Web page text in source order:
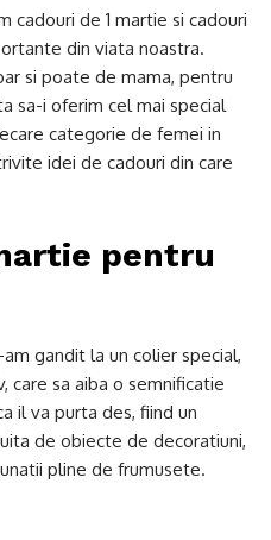
cadouri de 1 martie si cadouri
din viata noastra.
si poate de mama, pentru
sa-i oferim cel mai special
categorie de femei in
idei de cadouri din care
pentru
gandit la un colier special,
care sa aiba o semnificatie
il va purta des, fiind un
de obiecte de decoratiuni,
pline de frumusete.